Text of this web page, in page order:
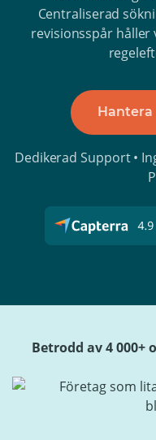
Centraliserad
revisionsspår
Dedikerad Support •
Betrodd av 4